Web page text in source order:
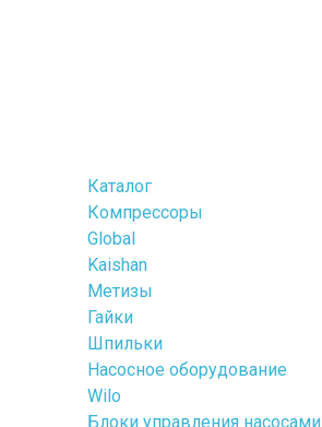
Каталог
Компрессоры
Global
Kaishan
Метизы
Гайки
Шпильки
Насосное оборудование
Wilo
Блоки управления насосами